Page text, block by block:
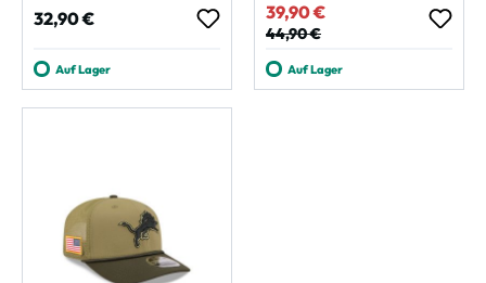
Regulärer Preis:
32,90 €
Auf Lager
Verkaufspreis:
39,90 €
Regulärer Preis:
44,90 €
Auf Lager